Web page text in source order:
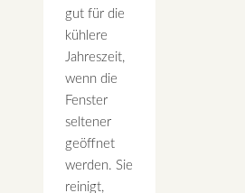
gut für die
kühlere
Jahreszeit,
wenn die
Fenster
seltener
geöffnet
werden. Sie
reinigt,